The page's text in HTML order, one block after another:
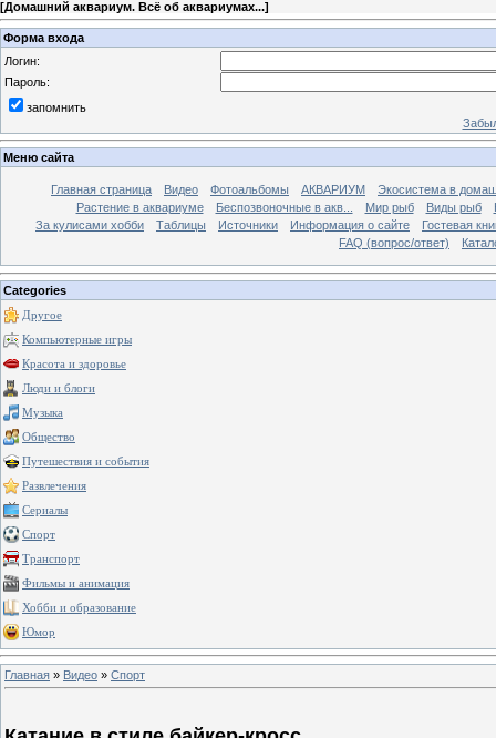
[Домашний аквариум. Всё об аквариумах...]
Форма входа
Логин:
Пароль:
запомнить
Меню сайта
Главная страница Видео Фотоальбомы АКВАРИУМ
Экосистема в
Растение в аквариуме
Беспозвоночные в акв... Мир рыб Виды рыб
За кулисами хобби
Таблицы Источники Информация о сайте
Гостевая
FAQ (вопрос/ответ)
Categories
Другое
Компьютерные игры
Красота и здоровье
Люди и блоги
Музыка
Общество
Путешествия и события
Развлечения
Сериалы
Спорт
Транспорт
Фильмы и анимация
Хобби и образование
Юмор
Главная » Видео » Спорт